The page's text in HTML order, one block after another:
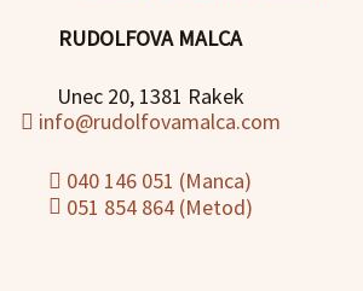
RUDOLFOVA MALCA
Unec 20, 1381 Rakek
info@rudolfovamalca.com
040 146 051 (Manca)
051 854 864 (Metod)